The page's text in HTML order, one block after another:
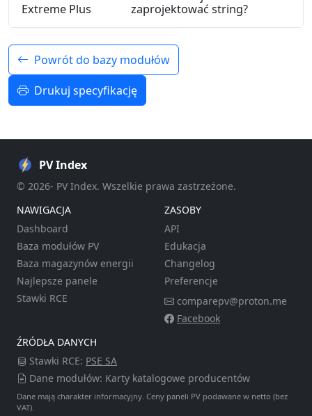
Extreme Plus
zaprojektować string?
Powrót do bazy modułów
Drukuj specyfikację
PV Index
© 2026- PV Index. Wszelkie prawa zastrzeżone.
NAWIGACJA
Dashboard
Baza modułów PV
Baza magazynów energii
Najlepsze panele
Stawki RCE
ZASOBY
API
Edukacja
Changelog
Preferencje
comparepv@proton.me
Facebook
ŹRÓDŁA DANYCH
Stawki RCE: PSE SA
Dane modułów: Karty katalogowe producentów
Dane mają charakter informacyjny. Ceny paneli PV podawane w netto (bez
VAT).